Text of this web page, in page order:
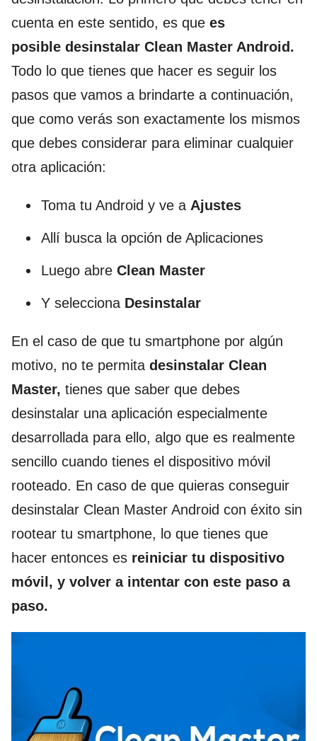
cuenta en este sentido, es que es
posible desinstalar Clean Master Android.
Todo lo que tienes que hacer es seguir los
pasos que vamos a brindarte a continuación,
que como verás son exactamente los mismos
que debes considerar para eliminar cualquier
otra aplicación:
Toma tu Android y ve a Ajustes
Allí busca la opción de Aplicaciones
Luego abre Clean Master
Y selecciona Desinstalar
En el caso de que tu smartphone por algún
motivo, no te permita desinstalar Clean
Master, tienes que saber que debes
desinstalar una aplicación especialmente
desarrollada para ello, algo que es realmente
sencillo cuando tienes el dispositivo móvil
rooteado. En caso de que quieras conseguir
desinstalar Clean Master Android con éxito sin
rootear tu smartphone, lo que tienes que
hacer entonces es reiniciar tu dispositivo
móvil, y volver a intentar con este paso a
paso.